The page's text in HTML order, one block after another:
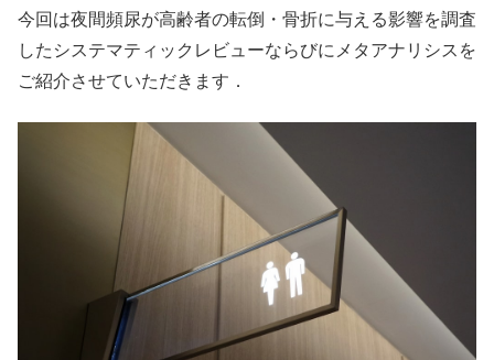
今回は夜間頻尿が高齢者の転倒・骨折に与える影響を調査
したシステマティックレビューならびにメタアナリシスを
ご紹介させていただきます．